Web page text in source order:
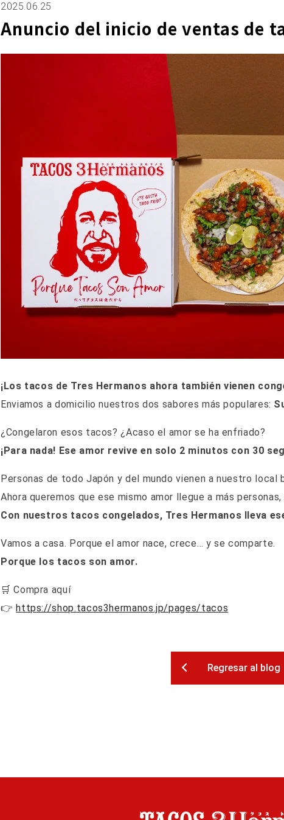
2025.06.25
Anuncio del inicio de ventas de
¡Los tacos de Tres Hermanos ahora también vienen
Enviamos a domicilio nuestros dos sabores más populares:
¿Congelaron esos tacos? ¿Acaso el amor se ha enfriado?
¡Para nada! Ese amor revive en solo 2 minutos con 30
Personas de todo Japón y del mundo vienen a nuestro local
Ahora queremos que ese mismo amor llegue a más
Con nuestros tacos congelados, Tres Hermanos lleva
Vamos a casa. Porque el amor nace, crece… y se comparte.
Porque los tacos son amor.
🛒 Compra aquí
👉 https://shop.tacos3hermanos.jp/pages/tacos
Regresar al blog